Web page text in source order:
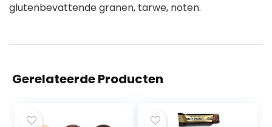
glutenbevattende granen, tarwe, noten.
Gerelateerde Producten